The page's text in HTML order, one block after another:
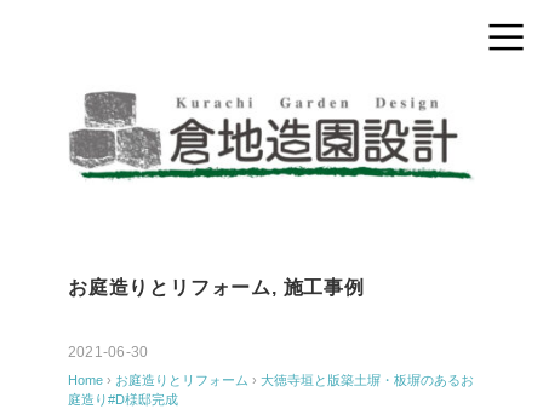
お庭造りとリフォーム, 施工事例
2021-06-30
Home › お庭造りとリフォーム › 大徳寺垣と版築土塀・板塀のあるお
庭造り#D様邸完成